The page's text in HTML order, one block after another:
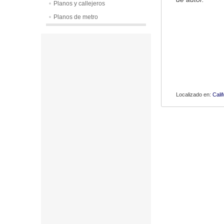
Localizado en:
Planos y callejeros
Planos de metro